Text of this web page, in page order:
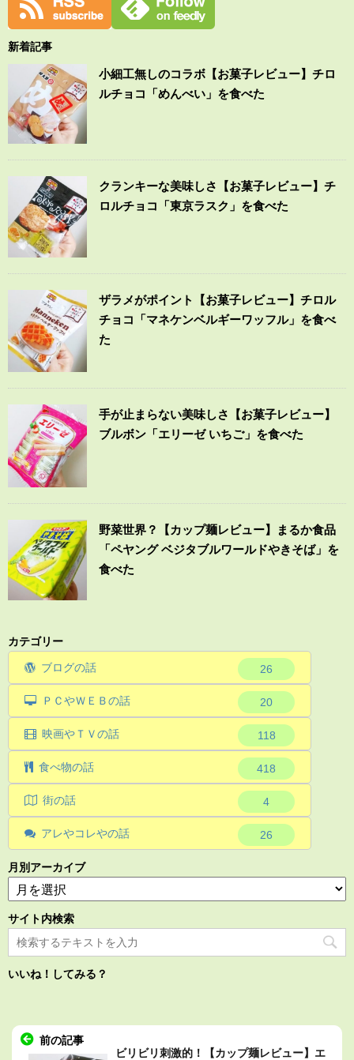
新着記事
小細工無しのコラボ【お菓子レビュー】チロ
ルチョコ「めんべい」を食べた
クランキーな美味しさ【お菓子レビュー】チ
ロルチョコ「東京ラスク」を食べた
ザラメがポイント【お菓子レビュー】チロル
チョコ「マネケンベルギーワッフル」を食べ
た
手が止まらない美味しさ【お菓子レビュー】
ブルボン「エリーゼ いちご」を食べた
野菜世界？【カップ麺レビュー】まるか食品
「ペヤング ベジタブルワールドやきそば」を
食べた
カテゴリー
ブログの話 26
ＰＣやＷＥＢの話 20
映画やＴＶの話 118
食べ物の話 418
街の話 4
アレやコレやの話 26
月別アーカイブ
サイト内検索
いいね！してみる？
前の記事
ビリビリ刺激的！【カップ麺レビュー】エ